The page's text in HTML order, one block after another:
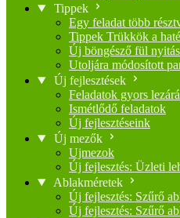
Tippek
Egy feladat több
Tippek Trükkök a
Új böngésző fül
Utoljára módosított
Új fejlesztések
Feladatok gyors
Ismétlődő feladatok
Új fejlesztéseink
Új mezők
Ujmezok
Új fejlesztés: Üzleti
Ablakméretek
Új fejlesztés: Szűrő
Új fejlesztés: Szűrő